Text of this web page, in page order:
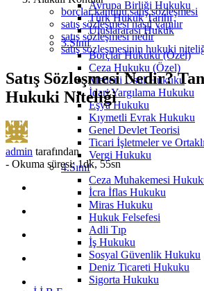
Avrupa Birliği Hukuku
Türk Hukuk Tarihi
Uluslararası Hukuk
3.Sınıf
Borçlar Hukuku (Özel)
Ceza Hukuku (Özel)
Medeni Usul Hukuku
İdari Yargılama Hukuku
Eşya Hukuku
Kıymetli Evrak Hukuku
Genel Devlet Teorisi
Ticari İşletmeler ve
Vergi Hukuku
4.Sınıf
Ceza Muhakemesi
İcra İflas Hukuku
Miras Hukuku
Hukuk Felsefesi
Adli Tıp
İş Hukuku
Sosyal Güvenlik Hukuku
Deniz Ticareti Hukuku
Sigorta Hukuku
borçlar kanunu satış sözleşmesi
satış sözleşmesi nasıl yapılır
satış sözleşmesi nedir
satış sözleşmesinin hukuki
Satış Sözleşmesi Nedir?
Hukuki Niteliği
admin tarafından
- Okuma süresi: 1dk, 55sn